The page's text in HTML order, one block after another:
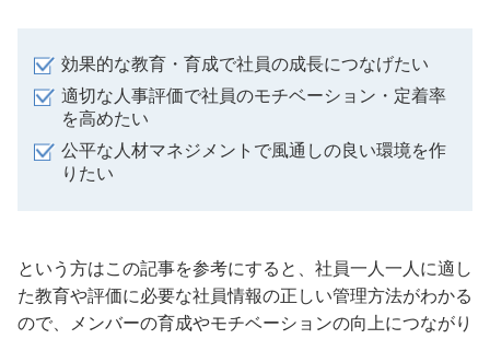
効果的な教育・育成で社員の成長につなげたい
適切な人事評価で社員のモチベーション・定着率
を高めたい
公平な人材マネジメントで風通しの良い環境を作
りたい
という方はこの記事を参考にすると、社員一人一人に適し
た教育や評価に必要な社員情報の正しい管理方法がわかる
ので、メンバーの育成やモチベーションの向上につながり